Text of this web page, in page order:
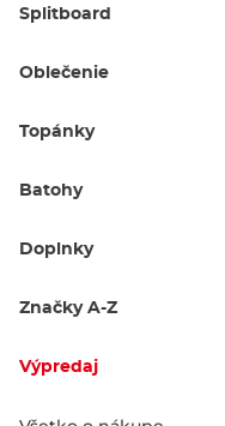
Splitboard
Oblečenie
Topánky
Batohy
Doplnky
Značky A-Z
Výpredaj
Zľava -25 %
S M L
Pullover henna